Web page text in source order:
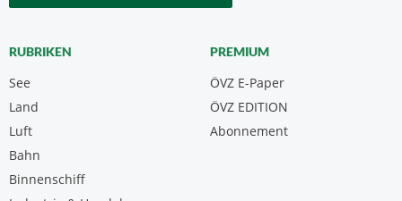
RUBRIKEN
See
Land
Luft
Bahn
Binnenschiff
PREMIUM
ÖVZ E-Paper
Abonnement
ÖVZ EDITION